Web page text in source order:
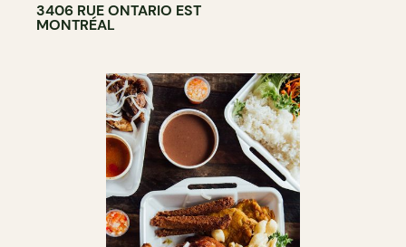
3406 RUE ONTARIO EST
MONTRÉAL